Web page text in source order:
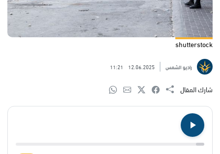
shutterstock
راديو الشمس 12.06.2025
11:21
شارك المقال